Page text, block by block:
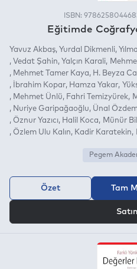
ISBN:
Eğitimde
Yavuz Akbaş Yurdal Dikmenli
Vedat Şahin
Yalçın Karali
Mehmet Tamer Kaya
H. Beyza
İbrahim Kopar
Hamza Yakar
Mehmet Ünlü
Fahri Temizyürek
Nuriye Garipağaoğlu
Ünal
Öznur Yazıcı
Halil Koca Münür
Özlem Ulu Kalın
Kadir Karatekin
Pegem
Özet Tam